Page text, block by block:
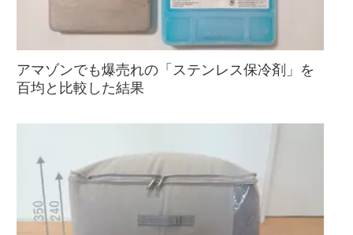
アマゾンでも爆売れの「ステンレス保冷剤」を
百均と比較した結果